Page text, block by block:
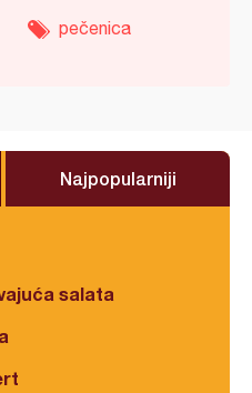
pečenica
Najpopularniji
salata